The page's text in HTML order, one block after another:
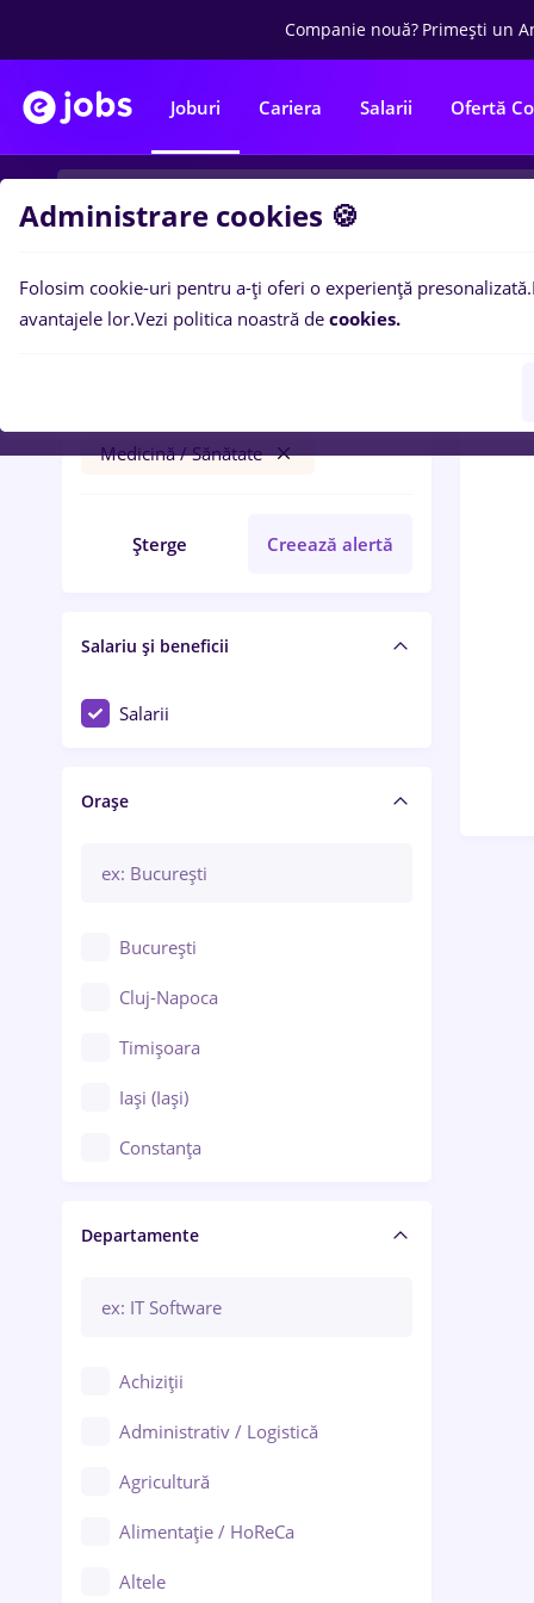
Companie nouă? Primești un
Joburi Cariera Salarii Ofertă
Filtre
Medicină / Sănătate
Șterge Creează alertă
Salariu și beneficii
Salarii
Orașe
București
Cluj-Napoca
Timișoara
Iași (Iași)
Constanța
Brașov
Bacău
Galați (Galați)
Ploiești
Departamente
Achiziții
Administrativ / Logistică
Agricultură
Alimentație / HoReCa
Altele
0
Administrare cookies 🍪
Folosim cookie-uri pentru a-ți oferi o experiență presonalizată.
avantajele lor.Vezi politica noastră de cookies.